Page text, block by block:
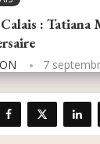
: Tatiana
7